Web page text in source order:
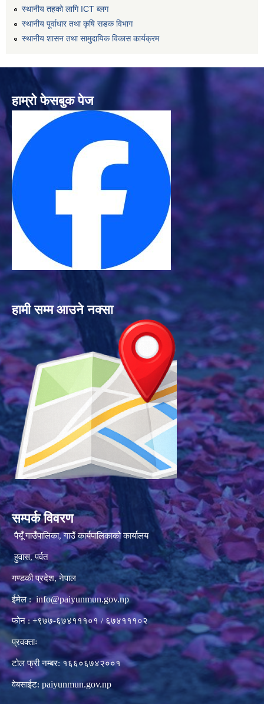
स्थानीय तहको लागि ICT ब्लग
स्थानीय पूर्वाधार तथा कृषि सडक विभाग
स्थानीय शासन तथा सामुदायिक विकास कार्यक्रम
हाम्रो फेसबुक पेज
हामी सम्म आउने नक्सा
सम्पर्क विवरण
पैयूँ गाउँपालिका, गाउँ कार्यपालिकाको कार्यालय
हुवास, पर्वत
गण्डकी प्रदेश, नेपाल
ईमेल : info@paiyunmun.gov.np
फोन : +९७७-६७४१११०१ / ६७४१११०२
प्रवक्ताः
टोल फ्री नम्बर: १६६०६७४२००१
वेबसाईट: paiyunmun.gov.np